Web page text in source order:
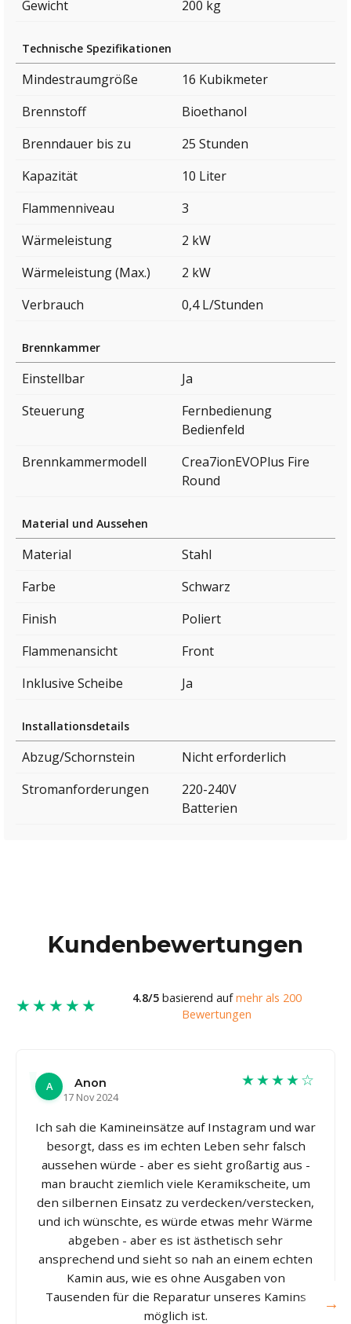
Gewicht 200 kg
Technische Spezifikationen
Mindestraumgröße
16 Kubikmeter
Brennstoff
Bioethanol
Brenndauer bis zu
25 Stunden
Kapazität
10 Liter
Flammenniveau
3
Wärmeleistung
2 kW
Wärmeleistung (Max.)
2 kW
Verbrauch
0,4 L/Stunden
Brennkammer
Einstellbar
Ja
Steuerung
Fernbedienung
Bedienfeld
Brennkammermodell
Crea7ionEVOPlus Fire
Round
Material und Aussehen
Material
Stahl
Farbe
Schwarz
Finish
Poliert
Flammenansicht
Front
Inklusive Scheibe
Ja
Installationsdetails
Abzug/Schornstein
Nicht erforderlich
Stromanforderungen
220-240V
Batterien
Kundenbewertungen
★★★★★ 4.8/5basierend aufmehr als 200
Bewertungen
A
Anon
17 Nov 2024
★★★★☆
Ich sah die Kamineinsätze auf Instagram und war
besorgt, dass es im echten Leben sehr falsch
aussehen würde - aber es sieht großartig aus -
man braucht ziemlich viele Keramikscheite, um
den silbernen Einsatz zu verdecken/verstecken,
und ich wünschte, es würde etwas mehr Wärme
abgeben - aber es ist ästhetisch sehr
ansprechend und sieht so nah an einem echten
Kamin aus, wie es ohne Ausgaben von
Tausenden für die Reparatur unseres Kamins
möglich ist.
→